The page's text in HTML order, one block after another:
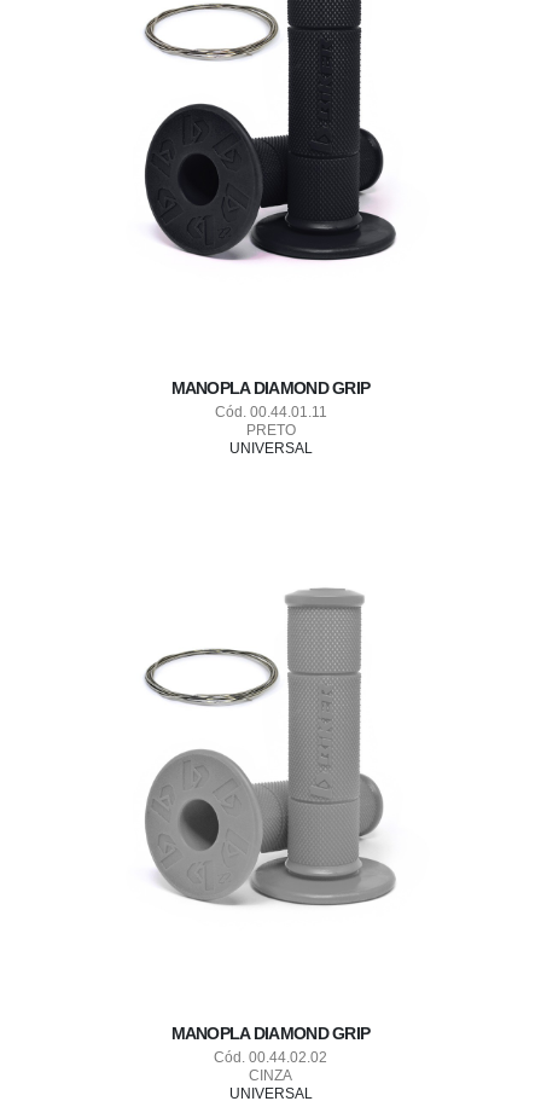
MANOPLA DIAMOND GRIP
Cód. 00.44.01.11
PRETO
UNIVERSAL
MANOPLA DIAMOND GRIP
Cód. 00.44.02.02
CINZA
UNIVERSAL